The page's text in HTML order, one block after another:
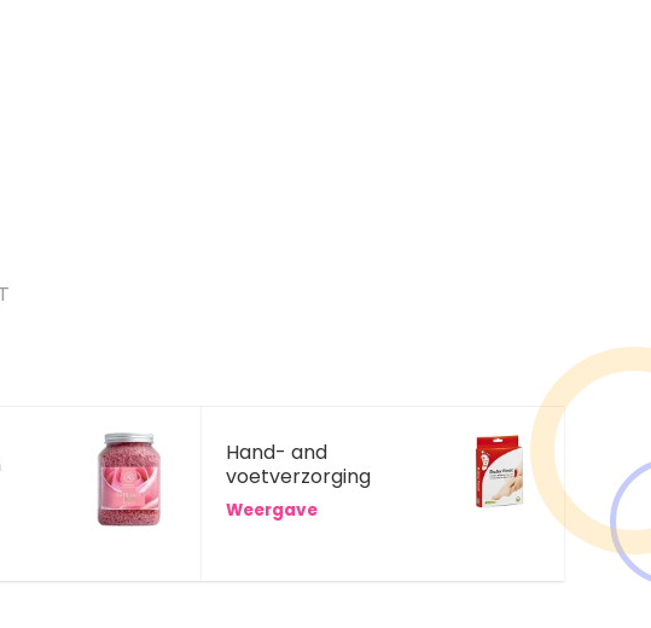
Hand- and
voetverzorging
Weergave